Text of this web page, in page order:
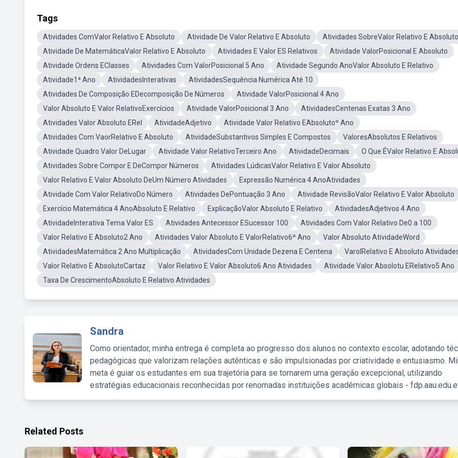
Tags
Atividades ComValor Relativo E Absoluto Atividade De Valor Relativo E Absoluto
Atividades SobreValor Relativo E Absoluto
Atividade De MatemáticaValor Relativo E Absoluto
Atividades E Valor ES Relativos
Atividade ValorPosicional E Absoluto
Atividade Ordens EClasses
Atividades Com ValorPosicional 5 Ano
Atividade Segundo AnoValor Absoluto E Relativo
Atividade1ª Ano
AtividadesInterativas
AtividadesSequência Numérica Até 10
Atividades De Composição EDecomposição De Números
Atividade ValorPosicional 4 Ano
Valor Absoluto E Valor RelativoExercícios
Atividade ValorPosicional 3 Ano
AtividadesCentenas Exatas 3 Ano
Atividades Valor Absoluto ERel
AtividadeAdjetivo
Atividade Valor Relativo EAbsolutoº Ano
Atividades Com VaorRelativo E Absoluto
AtividadeSubstantivos Simples E Compostos
ValoresAbsolutos E Relativos
Atividade Quadro Valor DeLugar
Atividade Valor RelativoTerceiro Ano AtividadeDecimais
O Que ÉValor Relativo E
Atividades Sobre Compor E DeCompor Números
Atividades LúdicasValor Relativo E Valor Absoluto
Valor Relativo E Valor Absoluto DeUm Número Atividades
Expressão Numérica 4 AnoAtividades
Atividade Com Valor RelativoDo Número
Atividades DePontuação 3 Ano
Atividade RevisãoValor Relativo E Valor Absoluto
Exercício Matemática 4 AnoAbsoluto E Relativo
ExplicaçãoValor Absoluto E Relativo
AtividadesAdjetivos 4 Ano
AtividadeInterativa Tema Valor ES
Atividades Antecessor ESucessor 100
Atividades Com Valor Relativo De0 a 100
Valor Relativo E Absoluto2 Ano
Atividades Valor Absoluto E ValorRelativo6º Ano
Valor Absoluto AtividadeWord
AtividadesMatemática 2 Ano Multiplicação
AtividadesCom Unidade Dezena E Centena
VarolRelativo E Absoluto
Valor Relativo E AbsolutoCartaz
Valor Relativo E Valor Absoluto6 Ano Atividades
Atividade Valor Absolotu ERelativo5 Ano
Taxa De CrescimentoAbsoluto E Relativo Atividades
Sandra
Como orientador, minha entrega é completa ao progresso dos alunos no contexto escolar, adotando
pedagógicas que valorizam relações autênticas e são impulsionadas por criatividade e entusiasmo.
meta é guiar os estudantes em sua trajetória para se tornarem uma geração excepcional, utilizando
estratégias educacionais reconhecidas por renomadas instituições acadêmicas globais -
Related Posts